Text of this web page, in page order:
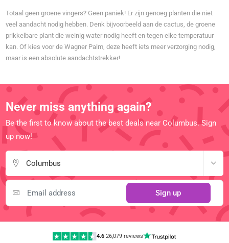
Totaal geen groene vingers? Geen paniek! Er zijn genoeg planten die niet
veel aandacht nodig hebben. Denk bijvoorbeeld aan de cactus, de groene
prikkelbare plant die weinig water nodig heeft en tegen elke temperatuur
kan. Of kies voor de Wagner Palm, deze heeft iets meer verzorging nodig,
maar is een absolute aandachtstrekker!
Never miss anything again?
Be the first to know about the best deals near Columbus. Sign
up now!
Columbus
Sign up
4.6| 26,079 reviews